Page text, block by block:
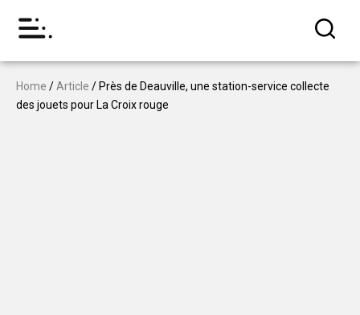
Home /Article / Près de Deauville, une station-service collecte
des jouets pour La Croix rouge